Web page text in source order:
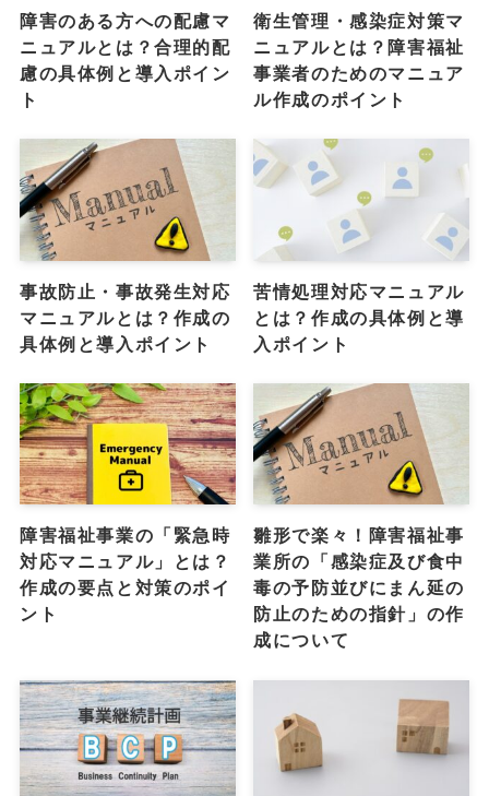
障害のある方への配慮マ
ニュアルとは？合理的配
慮の具体例と導入ポイン
ト
衛生管理・感染症対策マ
ニュアルとは？障害福祉
事業者のためのマニュア
ル作成のポイント
事故防止・事故発生対応
マニュアルとは？作成の
具体例と導入ポイント
苦情処理対応マニュアル
とは？作成の具体例と導
入ポイント
障害福祉事業の「緊急時
対応マニュアル」とは？
作成の要点と対策のポイ
ント
雛形で楽々！障害福祉事
業所の「感染症及び食中
毒の予防並びにまん延の
防止のための指針」の作
成について